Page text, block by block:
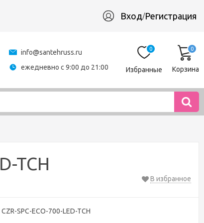
Вход/Регистрация
info@santehruss.ru
ежедневно с 9:00 до 21:00
0
Избранные
0
Корзина
TCH
В избранное
CZR-SPC-ECO-700-LED-TCH